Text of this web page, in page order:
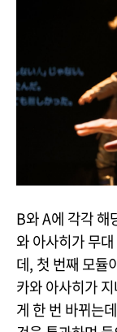
B와 A에 각각 해
와 아사히가 무
데, 첫 번째 모듈
카와 아사히가
게 한 번 바뀌는